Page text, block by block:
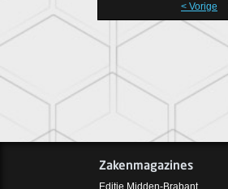
< Vorige
Zakenmagazines
Editie Midden-Brabant